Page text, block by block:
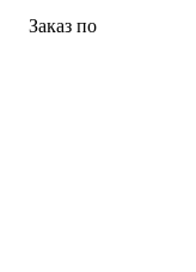
Заказ по